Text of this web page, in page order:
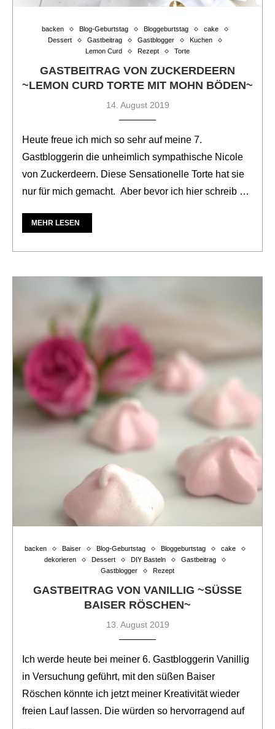
backen Blog-Geburtstag Bloggeburtstag
cake
Dessert
Gastbeitrag Gastblogger
Kuchen
Lemon Curd
Rezept Torte
GASTBEITRAG VON ZUCKERDEERN
~LEMON CURD TORTE MIT MOHN BÖDEN~
14. August 2019
Heute freue ich mich so sehr auf meine 7.
Gastbloggerin die unheimlich sympathische Nicole
von Zuckerdeern. Diese Sensationelle Torte hat sie
nur für mich gemacht. Aber bevor ich hier schreib …
MEHR LESEN
backen Baiser Blog-Geburtstag Bloggeburtstag
cake
dekorieren
Dessert DIY Basteln
Gastbeitrag
Gastblogger
Rezept
GASTBEITRAG VON VANILLIG ~SÜSSE B
AISER RÖSCHEN~
13. August 2019
Ich werde heute bei meiner 6. Gastbloggerin Vanillig
in Versuchung geführt, mit den süßen Baiser
Röschen könnte ich jetzt meiner Kreativität wieder
freien Lauf lassen. Die würden so hervorragend auf